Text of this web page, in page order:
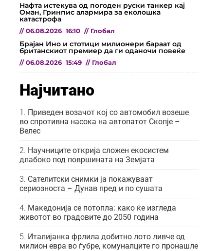
Нафта истекува од погоден руски танкер кај
Оман, Гринпис алармира за еколошка
катастрофа
// 06.08.2026 16:10 // Глобал
Брајан Ино и стотици милионери бараат од
британскиот премиер да ги оданочи повеќе
// 06.08.2026 15:49 // Глобал
Најчитано
Приведен возачот кој со автомобил возеше
во спротивна насока на автопатот Скопје –
Велес
Научниците открија сложен екосистем
длабоко под површината на Земјата
Сателитски снимки ја покажуваат
сериозноста – Дунав пред и по сушата
Македонија се потопла: како ќе изгледа
животот во градовите до 2050 година
Италијанка фрлила добитно лото ливче од
милион евра во ѓубре, комуналците го пронашле